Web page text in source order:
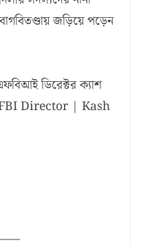
জড়িয়ে পড়েন
ডিরেক্টর ক্যাশ
Director | Kash